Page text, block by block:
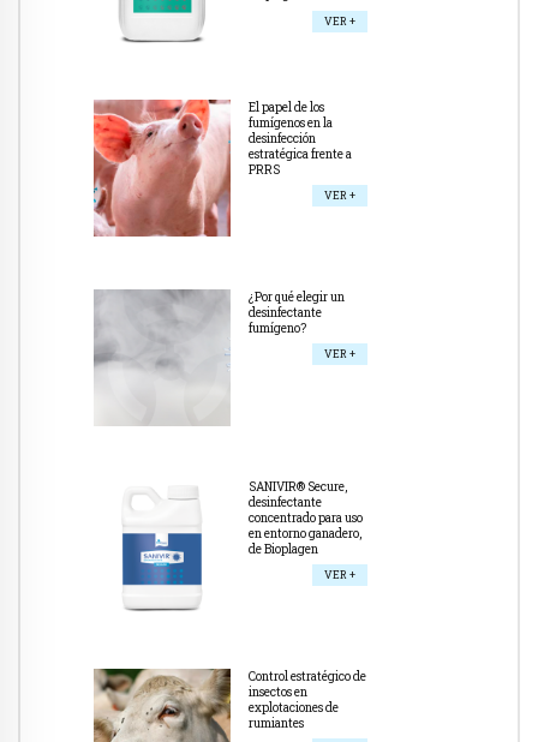
VER +
El papel de los
fumígenos en la
desinfección
estratégica frente a
PRRS
VER +
¿Por qué elegir un
desinfectante
fumígeno?
VER +
SANIVIR® Secure,
desinfectante
concentrado para uso
en entorno ganadero,
de Bioplagen
VER +
Control estratégico de
insectos en
explotaciones de
rumiantes